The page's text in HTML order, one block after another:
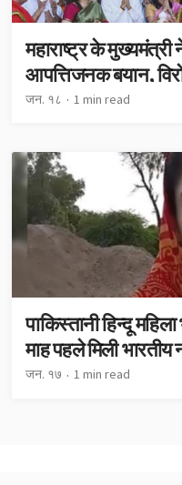
महाराष्ट्र के मुख्यमंत्री
आपत्तिजनक बयान,
जन. १८ 1 min read
पाकिस्तानी हिन्दू
माह पहले मिली भारतीय
जन. १७ 1 min read